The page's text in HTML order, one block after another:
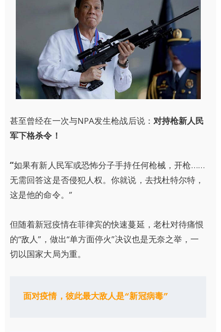
甚至曾经在一次与NPA发生枪战后说： 对持枪新人民
军下格杀令！
“如果有新人民军或恐怖分子手持任何枪械，开枪……
无需回答这是否侵犯人权。你就说，去找杜特尔特，
这是他的命令。”
但随着新冠疫情在菲律宾的快速蔓延，老杜对待痛恨
的“敌人”，做出“单方面停火”决议也是无奈之举，一
切以国家大局为重。
面对疫情，彼此最大敌人是“新冠病毒”